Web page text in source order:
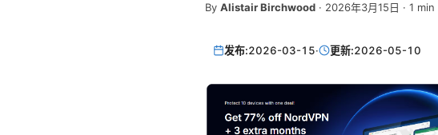
By Alistair Birchwood · 2026年3月15日 · 1 min
发布:2026-03-15· 更新:2026-05-10